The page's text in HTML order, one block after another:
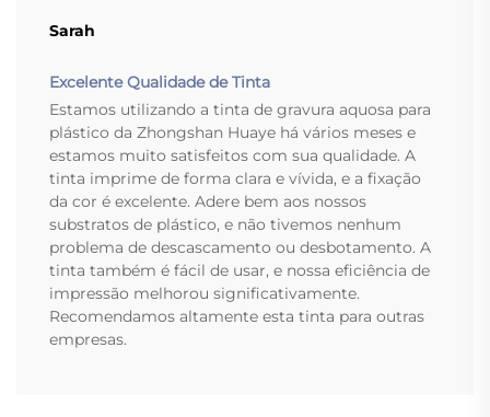
Sarah
Excelente Qualidade de Tinta
Estamos utilizando a tinta de gravura aquosa para
plástico da Zhongshan Huaye há vários meses e
estamos muito satisfeitos com sua qualidade. A
tinta imprime de forma clara e vívida, e a fixação
da cor é excelente. Adere bem aos nossos
substratos de plástico, e não tivemos nenhum
problema de descascamento ou desbotamento. A
tinta também é fácil de usar, e nossa eficiência de
impressão melhorou significativamente.
Recomendamos altamente esta tinta para outras
empresas.